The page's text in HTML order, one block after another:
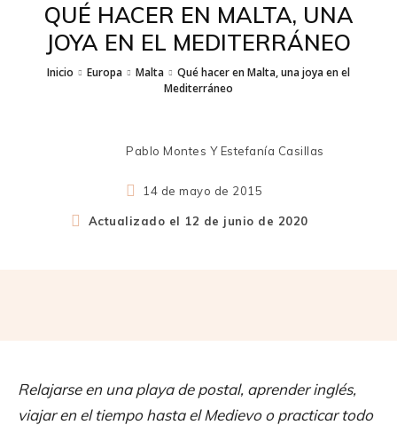
QUÉ HACER EN MALTA, UNA
JOYA EN EL MEDITERRÁNEO
Inicio Europa Malta
Qué hacer en Malta, una joya en el
Mediterráneo
Pablo Montes Y Estefanía Casillas
14 de mayo de 2015
Actualizado el 12 de junio de 2020
Relajarse en una playa de postal, aprender inglés,
viajar en el tiempo hasta el Medievo o practicar todo